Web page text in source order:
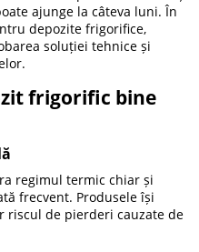
ajunge la câteva luni. În
depozite frigorifice,
soluției tehnice și
frigorific bine
regimul termic chiar și
frecvent. Produsele își
de pierderi cauzate de